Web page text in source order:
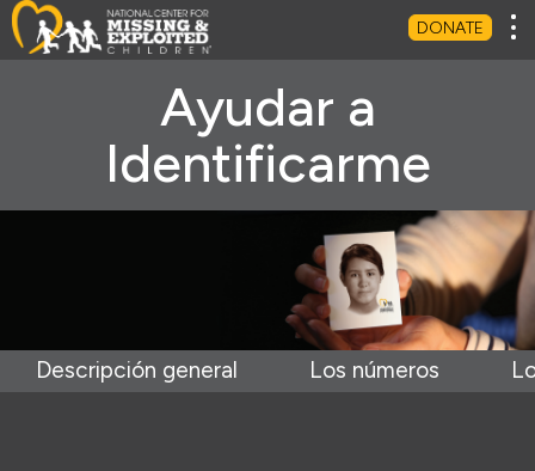
DONATE
Ayudar a
Identificarme
Descripción general Los números